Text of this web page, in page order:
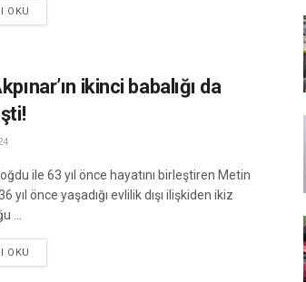
OKU
ikinci babalığı da
ile 63 yıl önce hayatını birleştiren Metin
yıl önce yaşadığı evlilik dışı ilişkiden ikiz
...
OKU